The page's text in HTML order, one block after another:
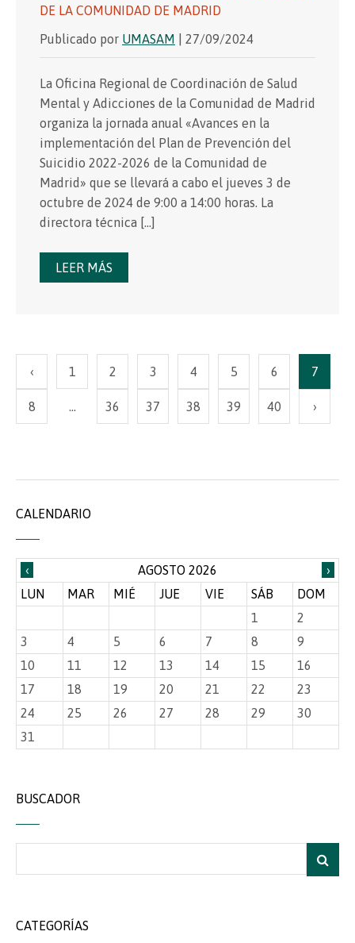
DE LA COMUNIDAD DE MADRID
Publicado por UMASAM | 27/09/2024
La Oficina Regional de Coordinación de Salud
Mental y Adicciones de la Comunidad de Madrid
organiza la jornada anual «Avances en la
implementación del Plan de Prevención del
Suicidio 2022-2026 de la Comunidad de
Madrid» que se llevará a cabo el jueves 3 de
octubre de 2024 de 9:00 a 14:00 horas. La
directora técnica […]
LEER MÁS
‹ 1 2 3 4 5 6 7
8 … 36 37 38 39 40 ›
CALENDARIO
‹ AGOSTO 2026
›
LUN
MAR MIÉ JUE VIE SÁB
DOM
1
2
3
4 5 6 7 8
9
10
11 12 13 14 15
16
17
18 19 20 21 22
23
24
25 26 27 28 29
30
31
BUSCADOR
CATEGORÍAS